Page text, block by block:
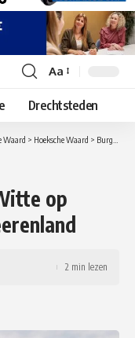
Lettergrootte
aanpassen
Aa
Drechtsteden
Waard > Hoeksche Waard > Burgemeester Marian Witte op dorpsbezoek in Mijnsheerenland
op
2 min lezen